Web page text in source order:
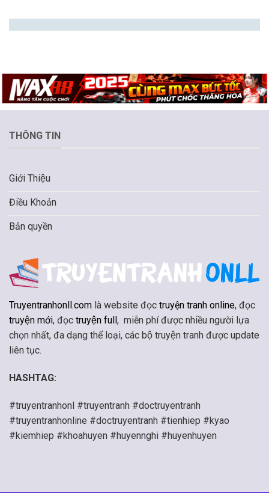
THÔNG TIN
Giới Thiệu
Điều Khoản
Bản quyền
Truyentranhonll.com là website đọc truyện tranh online, đọc
truyện mới, đọc truyện full , miễn phí được nhiều người lựa
chọn nhất, đa dạng thể loại, các bộ truyện tranh được update
liên tục.
HASHTAG:
#truyentranhonl #truyentranh #doctruyentranh
#truyentranhonline #doctruyentranh #tienhiep #kyao
#kiemhiep #khoahuyen #huyennghi #huyenhuyen